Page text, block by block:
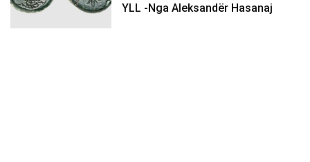
YLL -Nga Aleksandër Hasanaj